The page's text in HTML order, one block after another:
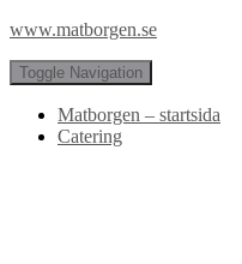
www.matborgen.se
Toggle Navigation
Matborgen – startsida
Catering